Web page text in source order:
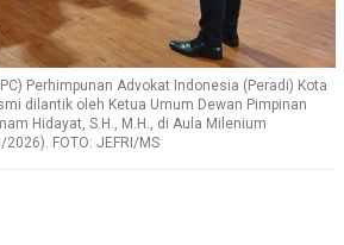
Perhimpunan Advokat Indonesia (Peradi) Kota
dilantik oleh Ketua Umum Dewan Pimpinan
Hidayat, S.H., M.H., di Aula Milenium
FOTO: JEFRI/MS